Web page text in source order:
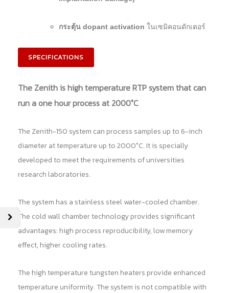
กระตุ้น dopant activation ในเซมิคอนดักเตอร์
SPECIFICATIONS
The Zenith is high temperature RTP system that can
run a one hour process at 2000°C
The Zenith-150 system can process samples up to 6-inch
diameter at temperature up to 2000°C. It is specially
developed to meet the requirements of universities
research laboratories.
The system has a stainless steel water-cooled chamber.
The cold wall chamber technology provides significant
advantages: high process reproducibility, low memory
effect, higher cooling rates.
The high temperature tungsten heaters provide enhanced
temperature uniformity. The system is not compatible with